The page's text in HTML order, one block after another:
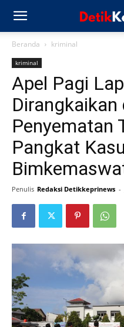
Beranda kriminal
kriminal
Apel Pagi
Dirangkaikan
Penyematan
Pangkat
Penulis Redaksi Detikkeprinews -